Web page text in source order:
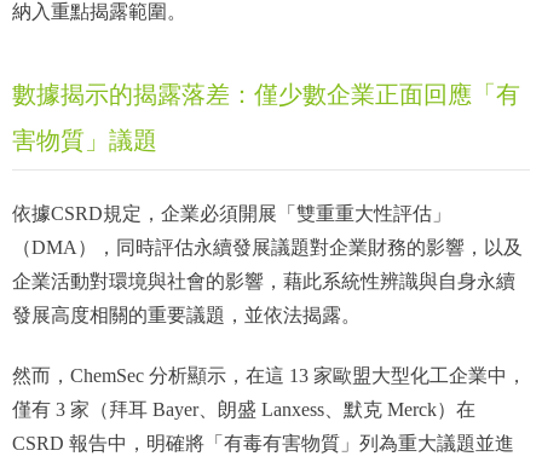
納入重點揭露範圍。
數據揭示的揭露落差：僅少數企業正面回應「有
害物質」議題
依據CSRD規定，企業必須開展「雙重重大性評估」
（DMA），同時評估永續發展議題對企業財務的影響，以及
企業活動對環境與社會的影響，藉此系統性辨識與自身永續
發展高度相關的重要議題，並依法揭露。
然而，ChemSec 分析顯示，在這 13 家歐盟大型化工企業中，
僅有 3 家（拜耳 Bayer、朗盛 Lanxess、默克 Merck）在
CSRD 報告中，明確將「有毒有害物質」列為重大議題並進